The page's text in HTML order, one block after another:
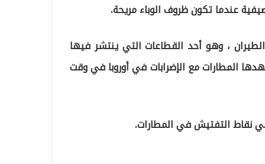
عندما تكون ظروف الوباء مريحة.
، وهو أحد القطاعات التي ينتشر فيها
المطارات مع الإضرابات في أوروبا في وقت
نقاط التفتيش في المطارات.